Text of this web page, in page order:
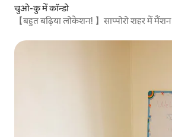
चुओ-कु में कॉन्डो
【बहुत बढ़िया लोकेशन! 】साप्पोरो शहर में मैंशन